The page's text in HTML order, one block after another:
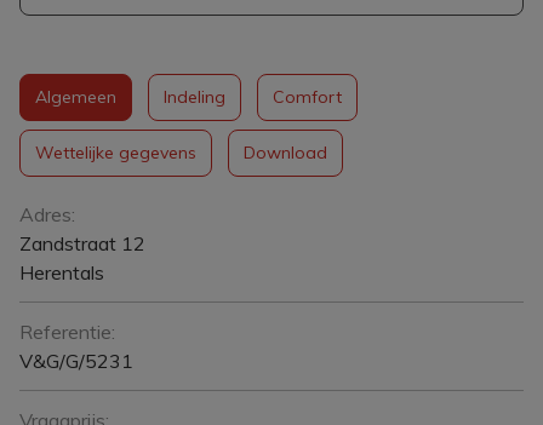
Algemeen Indeling Comfort
Wettelijke gegevens Download
Algemeen
Adres:
Zandstraat 12
Herentals
Referentie:
V&G/G/5231
Vraagprijs: